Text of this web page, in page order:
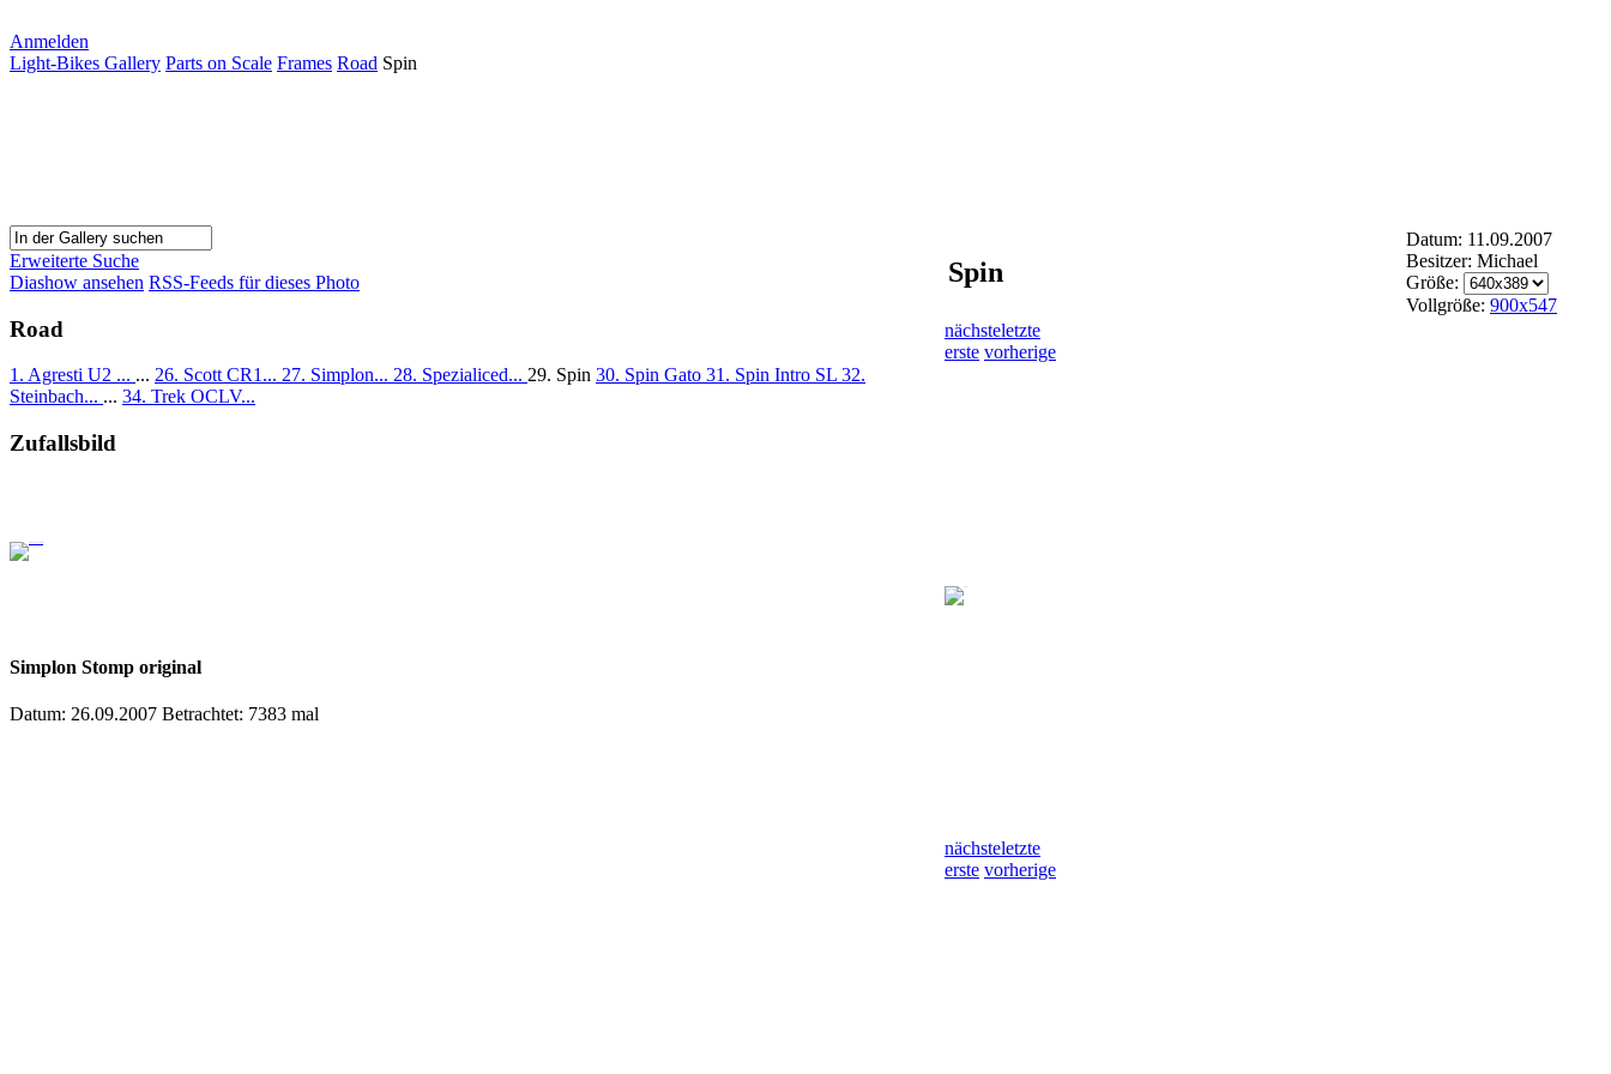
Anmelden
Light-Bikes Gallery Parts on Scale Frames Road Spin
Erweiterte Suche
Diashow ansehen RSS-Feeds für dieses Photo
Road
1. Agresti U2 ... ... 26. Scott CR1... 27. Simplon... 28. Spezialiced... 29. Spin 30. Spin Gato 31. Spin Intro SL 32.
Steinbach... ... 34. Trek OCLV...
Zufallsbild
Simplon Stomp original
Datum: 26.09.2007 Betrachtet: 7383 mal
Spin
Datum: 11.09.2007
Besitzer: Michael
Größe:
Vollgröße: 900x547
nächsteletzte
erste vorherige
nächsteletzte
erste vorherige